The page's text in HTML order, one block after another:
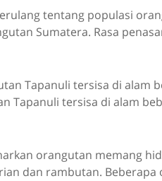
tentang populasi
Sumatera. Rasa
Tapanuli tersisa di alam
orangutan memang
dan rambutan. Beberapa